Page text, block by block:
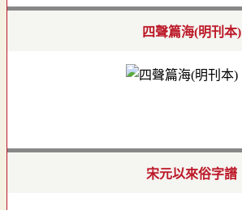
四聲篇海(明刊本)
宋元以來俗字譜